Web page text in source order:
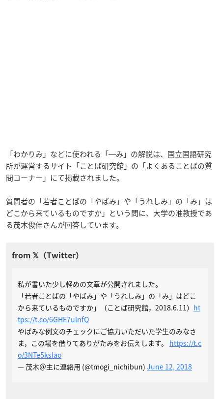
「わかりみ」などに使われる「―み」の解説は、国立国語研究
所が運営するサイト「ことば研究館」の「よくあることばの質
問コーナー」にて掲載されました。
質問者の「若者ことばの「やばみ」や「うれしみ」の「み」は
どこから来ているものですか」という問に、大学の准教授であ
る茂木俊伸さんが回答しています。
私が書いた少し軽めの文章が公開されました。
「若者ことばの「やばみ」や「うれしみ」の「み」はどこ
から来ているものですか」（ことば研究館，2018.6.11） ht
tps://t.co/6GHE7ulnfQ
やばみな例文のチェックにご協力いただいた学生のみなさ
ま，この場を借りてありがたみをお伝えします。 https://t.c
o/3NTe5ksIao
— 茂木＠主に連絡用 (@tmogi_nichibun) June 12, 2018